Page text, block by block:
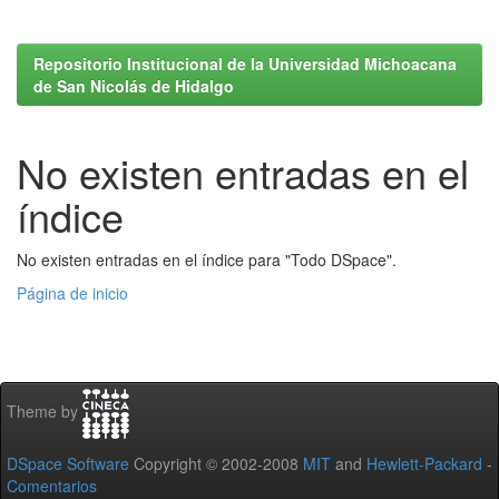
Repositorio Institucional de la Universidad Michoacana
de San Nicolás de Hidalgo
No existen entradas en el
índice
No existen entradas en el índice para "Todo DSpace".
Página de inicio
Theme by
DSpace Software Copyright © 2002-2008 MIT and Hewlett-Packard -
Comentarios